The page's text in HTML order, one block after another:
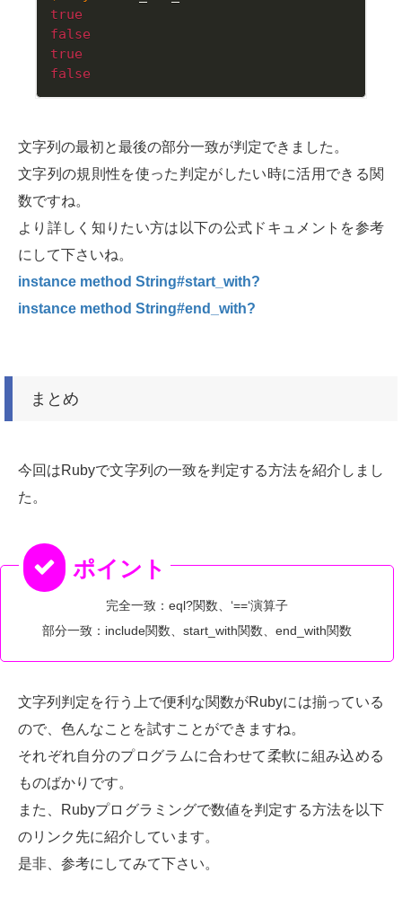
true
false
true
false
文字列の最初と最後の部分一致が判定できました。
文字列の規則性を使った判定がしたい時に活用できる関
数ですね。
より詳しく知りたい方は以下の公式ドキュメントを参考
にして下さいね。
instance method String#start_with?
instance method String#end_with?
まとめ
今回はRubyで文字列の一致を判定する方法を紹介しまし
た。
完全一致：eql?関数、‘==‘演算子
部分一致：include関数、start_with関数、end_with関数
文字列判定を行う上で便利な関数がRubyには揃っている
ので、色んなことを試すことができますね。
それぞれ自分のプログラムに合わせて柔軟に組み込める
ものばかりです。
また、Rubyプログラミングで数値を判定する方法を以下
のリンク先に紹介しています。
是非、参考にしてみて下さい。